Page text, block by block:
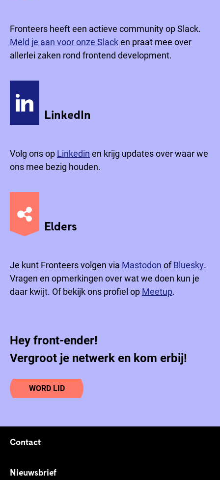
Fronteers heeft een actieve community op Slack.
Meld je aan voor onze Slacken praat mee over
allerlei zaken rond frontend development.
LinkedIn
Volg ons op Linkedin en krijg updates over waar we
ons mee bezig houden.
Elders
Je kunt Fronteers volgen via Mastodon ofBluesky.
Vragen en opmerkingen over wat we doen kun je
daar kwijt. Of bekijk ons profiel op Meetup.
Hey front-ender!
Vergroot je netwerk en kom erbij!
WORD LID
Footer links
Contact
Nieuwsbrief